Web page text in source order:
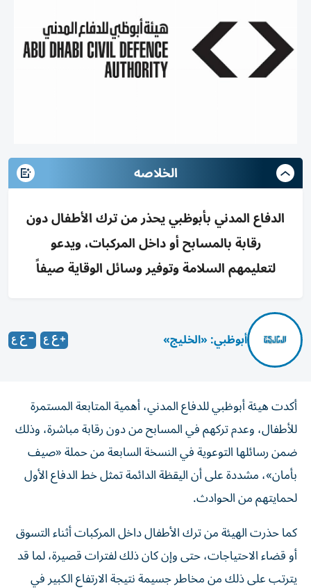
الخلاصه
الدفاع المدني بأبوظبي يحذر من ترك الأطفال دون
رقابة بالمسابح أو داخل المركبات، ويدعو
لتعليمهم السلامة وتوفير وسائل الوقاية صيفاً
أبوظبي: «الخليج»
أكدت هيئة أبوظبي للدفاع المدني، أهمية المتابعة المستمرة
للأطفال، وعدم تركهم في المسابح من دون رقابة مباشرة، وذلك
ضمن رسائلها التوعوية في النسخة السابعة من حملة «صيف
بأمان»، مشددة على أن اليقظة الدائمة تمثل خط الدفاع الأول
لحمايتهم من الحوادث.
كما حذرت الهيئة من ترك الأطفال داخل المركبات أثناء التسوق
أو قضاء الاحتياجات، حتى وإن كان ذلك لفترات قصيرة، لما قد
يترتب على ذلك من مخاطر جسيمة نتيجة الارتفاع الكبير في